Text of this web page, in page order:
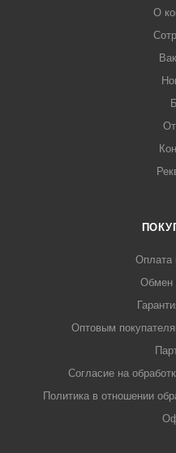
О
Оплата
Обмен
Оптовым
Согласие на
Политика в отношении